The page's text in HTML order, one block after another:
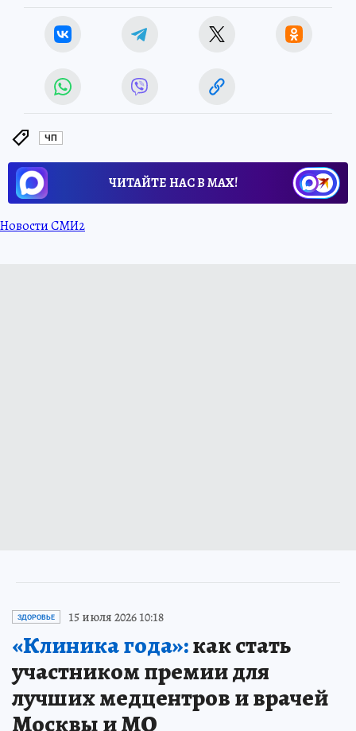
ЧП
ЧИТАЙТЕ НАС В МАХ!
Новости СМИ2
ЗДОРОВЬЕ 15 июля 2026 10:18
«Клиника года»:как стать
участником премии для
лучших медцентров и врачей
Москвы и МО